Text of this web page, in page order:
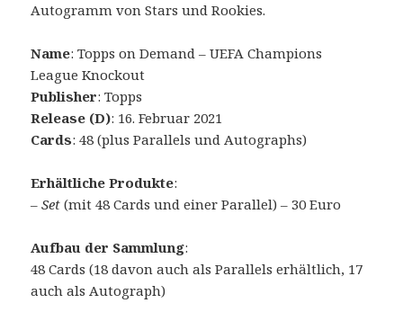
Autogramm von Stars und Rookies.
Name: Topps on Demand – UEFA Champions
League Knockout
Publisher: Topps
Release (D): 16. Februar 2021
Cards: 48 (plus Parallels und Autographs)
Erhältliche Produkte:
–Set (mit 48 Cards und einer Parallel) – 30 Euro
Aufbau der Sammlung:
48 Cards (18 davon auch als Parallels erhältlich, 17
auch als Autograph)